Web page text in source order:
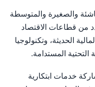
والصغيرة والمتوسطة
قطاعات الاقتصاد
الحديثة، وتكنولوجيا
التحتية المستدامة.
خدمات ابتكارية